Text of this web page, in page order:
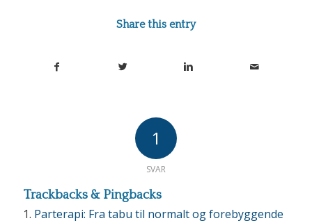
Share this entry
1
SVAR
Trackbacks & Pingbacks
Parterapi: Fra tabu til normalt og forebyggende